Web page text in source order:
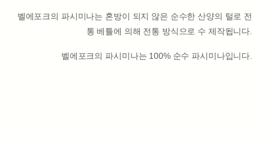
벨에포크의 파시미나는 혼방이 되지 않은 순수한 산양의 털로 전
통 베틀에 의해 전통 방식으로 수 제작됩니다.
벨에포크의 파시미나는 100% 순수 파시미나입니다.